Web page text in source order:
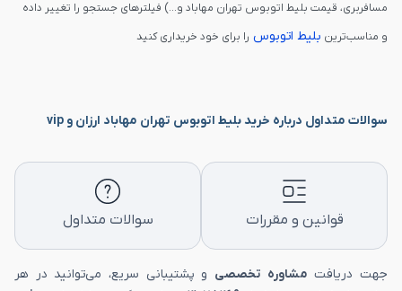
مسافربری، قیمت بلیط اتوبوس تهران مهاباد و...) فیلترهای جستجو را تغییر داده
و مناسب‌ترین بلیط اتوبوس را برای خود خریداری کنید
سوالات متداول درباره خرید بلیط اتوبوس تهران مهاباد ارزان و vip
قوانین و مقررات سوالات متداول
جهت دریافت مشاوره تخصصی و پشتیبانی سریع، می‌توانید در هر